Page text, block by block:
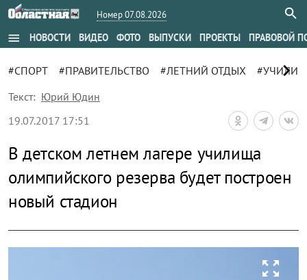
Номер 07.08.2026
menu НОВОСТИ ВИДЕО ФОТО ВЫПУСКИ ПРОЕКТЫ ПРАВОВОЙ
#СПОРТ #ПРАВИТЕЛЬСТВО #ЛЕТНИЙ ОТДЫХ chevron_right
Текст: Юрий Юдин
19.07.2017 17:51
В детском летнем лагере училища
олимпийского резерва будет построен
новый стадион
zoom_out_map